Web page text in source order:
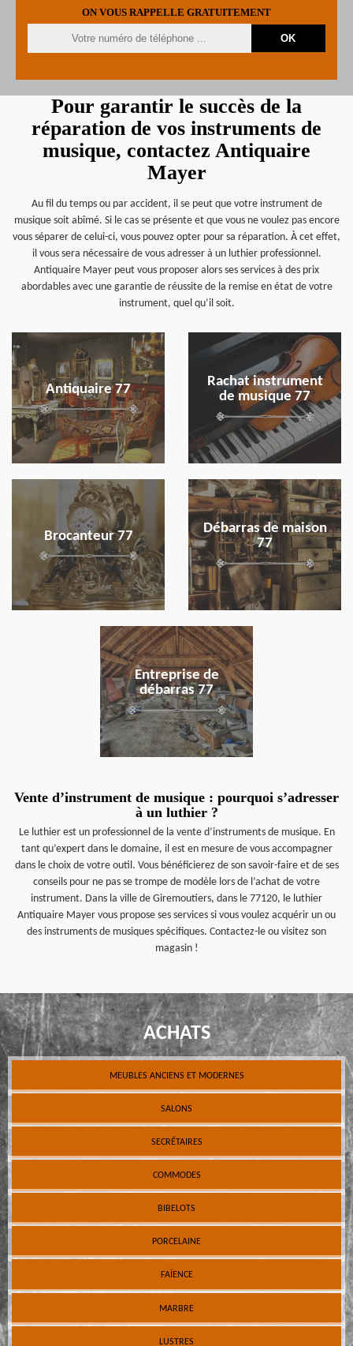
ON VOUS RAPPELLE GRATUITEMENT
Pour garantir le succès de la
réparation de vos instruments de
musique, contactez Antiquaire
Mayer
Au fil du temps ou par accident, il se peut que votre instrument de
musique soit abîmé. Si le cas se présente et que vous ne voulez pas encore
vous séparer de celui-ci, vous pouvez opter pour sa réparation. À cet effet,
il vous sera nécessaire de vous adresser à un luthier professionnel.
Antiquaire Mayer peut vous proposer alors ses services à des prix
abordables avec une garantie de réussite de la remise en état de votre
instrument, quel qu’il soit.
Antiquaire 77
en savoir plus
Rachat instrument
de musique 77
en savoir plus
Brocanteur 77
en savoir plus
Débarras de maison
77
en savoir plus
Entreprise de
débarras 77
en savoir plus
Vente d’instrument de musique : pourquoi s’adresser
à un luthier ?
Le luthier est un professionnel de la vente d’instruments de musique. En
tant qu’expert dans le domaine, il est en mesure de vous accompagner
dans le choix de votre outil. Vous bénéficierez de son savoir-faire et de ses
conseils pour ne pas se trompe de modèle lors de l’achat de votre
instrument. Dans la ville de Giremoutiers, dans le 77120, le luthier
Antiquaire Mayer vous propose ses services si vous voulez acquérir un ou
des instruments de musiques spécifiques. Contactez-le ou visitez son
magasin !
ACHATS
MEUBLES ANCIENS ET MODERNES
SALONS
SECRÉTAIRES
COMMODES
BIBELOTS
PORCELAINE
FAÏENCE
MARBRE
LUSTRES